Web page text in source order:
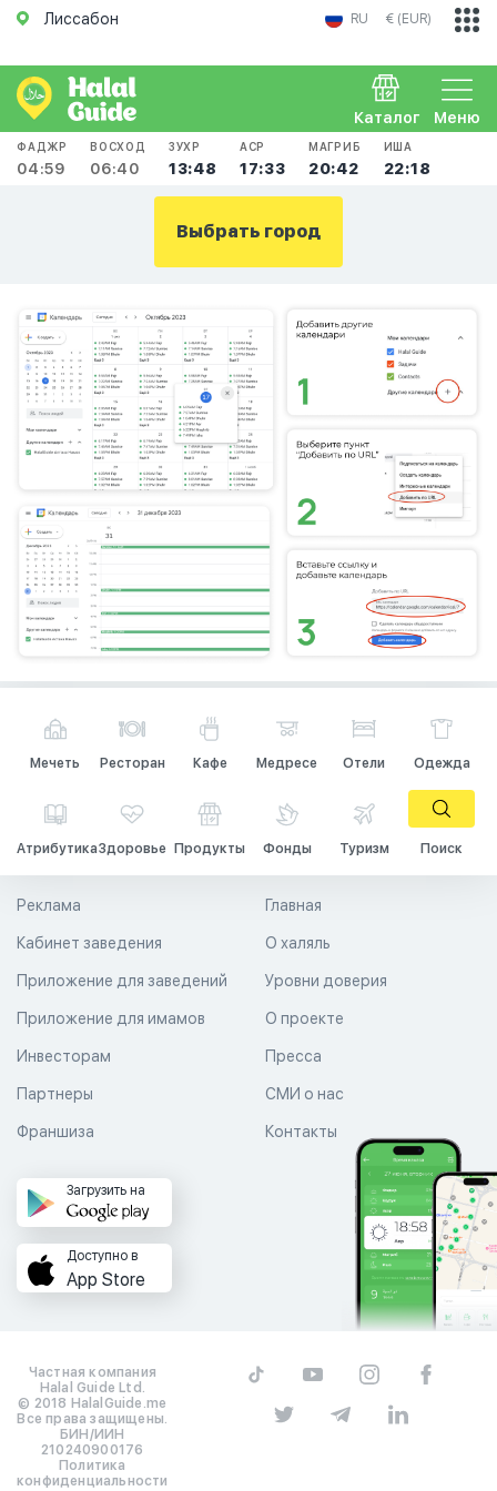
Лиссабон RU € (EUR)
Меню
Каталог
ФАДЖР
04:59
ВОСХОД
06:40
ЗУХР
13:48
АСР
17:33
МАГРИБ
20:42
ИША
22:18
Выбрать город
Мечеть Ресторан Кафе Медресе Отели Одежда
АтрибутикаЗдоровье Продукты Фонды Туризм Поиск
Главная
О халяль
Уровни доверия
Реклама
Кабинет заведения
Приложение для заведений
Приложение для имамов О проекте
Пресса
СМИ о нас
Контакты
Инвесторам
Партнеры
Франшиза
Загрузить на
Доступно в
App Store
Частная компания
Halal Guide Ltd.
© 2018 HalalGuide.me
Все права защищены.
БИН/ИИН
210240900176
Политика
конфиденциальности